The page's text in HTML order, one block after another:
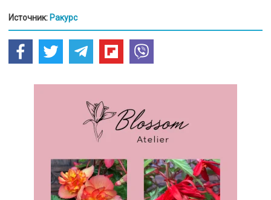
Источник: Ракурс